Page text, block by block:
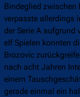
Bindeglied zwischen
verpasste allerdings
der Serie A aufgrund
elf Spielen konnten
Brozovic
nach acht Jahren
einem
gerade einmal ein